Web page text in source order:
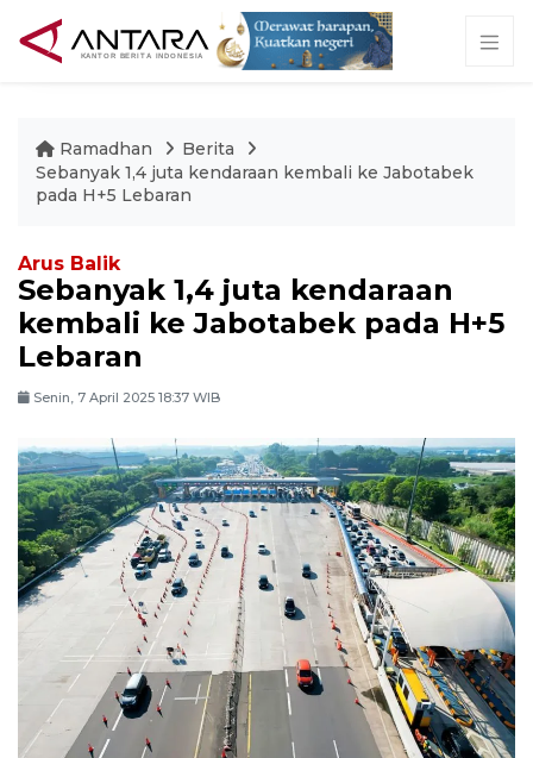
Ramadhan
Berita
Sebanyak 1,4 juta kendaraan kembali ke Jabotabek
pada H+5 Lebaran
Arus Balik
Sebanyak 1,4 juta kendaraan
kembali ke Jabotabek pada H+5
Lebaran
Senin, 7 April 2025 18:37 WIB